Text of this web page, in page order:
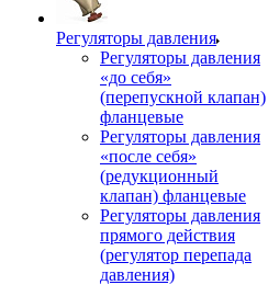
Регуляторы давления
Регуляторы давления
«до себя»
(перепускной клапан)
фланцевые
Регуляторы давления
«после себя»
(редукционный
клапан) фланцевые
Регуляторы давления
прямого действия
(регулятор перепада
давления)